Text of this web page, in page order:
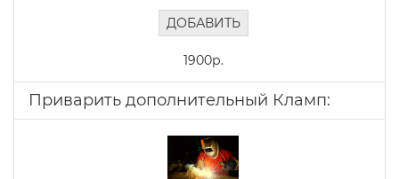
ДОБАВИТЬ
1900р.
Приварить дополнительный Кламп: